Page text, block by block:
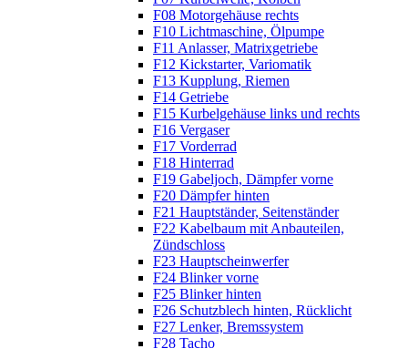
F08 Motorgehäuse rechts
F10 Lichtmaschine, Ölpumpe
F11 Anlasser, Matrixgetriebe
F12 Kickstarter, Variomatik
F13 Kupplung, Riemen
F14 Getriebe
F15 Kurbelgehäuse links und rechts
F16 Vergaser
F17 Vorderrad
F18 Hinterrad
F19 Gabeljoch, Dämpfer vorne
F20 Dämpfer hinten
F21 Hauptständer, Seitenständer
F22 Kabelbaum mit Anbauteilen,
Zündschloss
F23 Hauptscheinwerfer
F24 Blinker vorne
F25 Blinker hinten
F26 Schutzblech hinten, Rücklicht
F27 Lenker, Bremssystem
F28 Tacho